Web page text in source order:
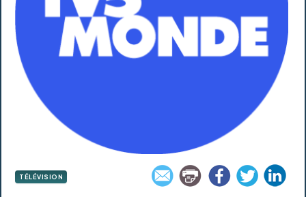
TÉLÉVISION